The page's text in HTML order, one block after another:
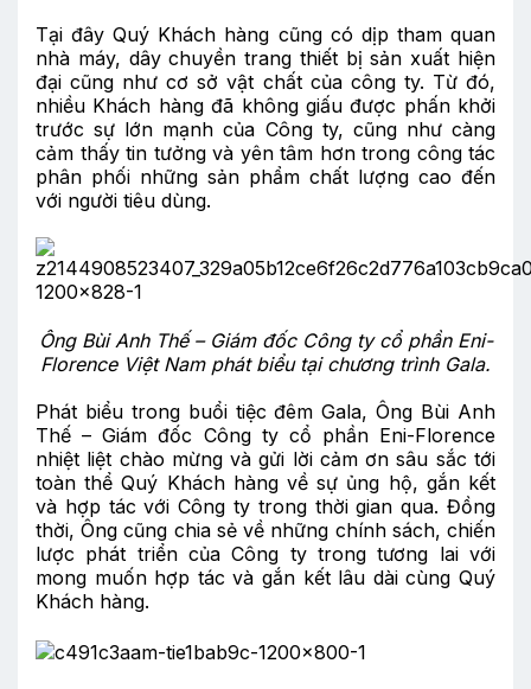
Tại đây Quý Khách hàng cũng có dịp tham quan
nhà máy, dây chuyền trang thiết bị sản xuất hiện
đại cũng như cơ sở vật chất của công ty. Từ đó,
nhiều Khách hàng đã không giấu được phấn khởi
trước sự lớn mạnh của Công ty, cũng như càng
cảm thấy tin tưởng và yên tâm hơn trong công tác
phân phối những sản phẩm chất lượng cao đến
với người tiêu dùng.
Ông Bùi Anh Thế – Giám đốc Công ty cổ phần Eni-
Florence Việt Nam phát biểu tại chương trình Gala.
Phát biểu trong buổi tiệc đêm Gala, Ông Bùi Anh
Thế – Giám đốc Công ty cổ phần Eni-Florence
nhiệt liệt chào mừng và gửi lời cảm ơn sâu sắc tới
toàn thể Quý Khách hàng về sự ủng hộ, gắn kết
và hợp tác với Công ty trong thời gian qua. Đồng
thời, Ông cũng chia sẻ về những chính sách, chiến
lược phát triển của Công ty trong tương lai với
mong muốn hợp tác và gắn kết lâu dài cùng Quý
Khách hàng.